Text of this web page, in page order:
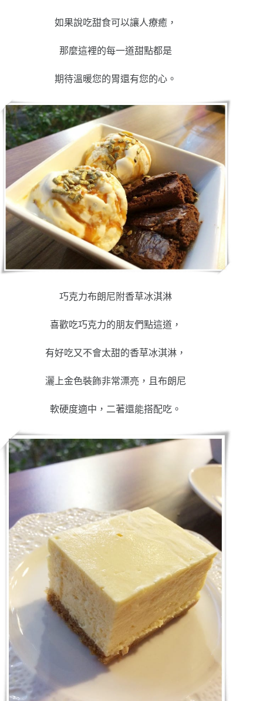
如果說吃甜食可以讓人療癒，
那麼這裡的每一道甜點都是
期待溫暖您的胃還有您的心。
巧克力布朗尼附香草冰淇淋
喜歡吃巧克力的朋友們點這道，
有好吃又不會太甜的香草冰淇淋，
灑上金色裝飾非常漂亮，且布朗尼
軟硬度適中，二著還能搭配吃。